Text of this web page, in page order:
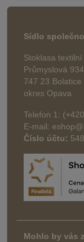
Sídlo
Stoklasa textilní
Průmyslová
747 23 Bolatice
okres Opava
Telefon 1:
E-mail:
Číslo účtu:
Mohlo by vás